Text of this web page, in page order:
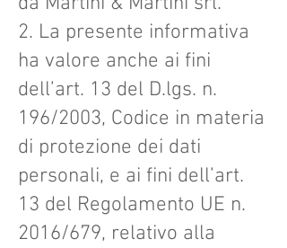
2. La presente informativa
ha valore anche ai fini
dell’art. 13 del D.lgs. n.
196/2003, Codice in materia
di protezione dei dati
personali, e ai fini dell’art.
13 del Regolamento UE n.
2016/679, relativo alla